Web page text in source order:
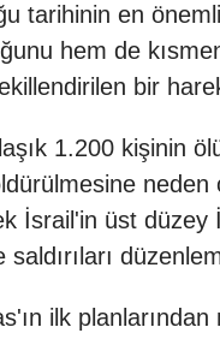
tarihinin en
hem de
bir
1.200 kişinin
İsrail'in üst
ilk